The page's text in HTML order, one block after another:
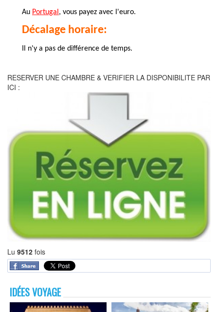
Au Portugal, vous payez avec l'euro.
Décalage horaire:
Il n'y a pas de différence de temps.
RESERVER UNE CHAMBRE & VERIFIER LA DISPONIBILITE PAR
ICI :
Lu 9512 fois
IDÉES VOYAGE